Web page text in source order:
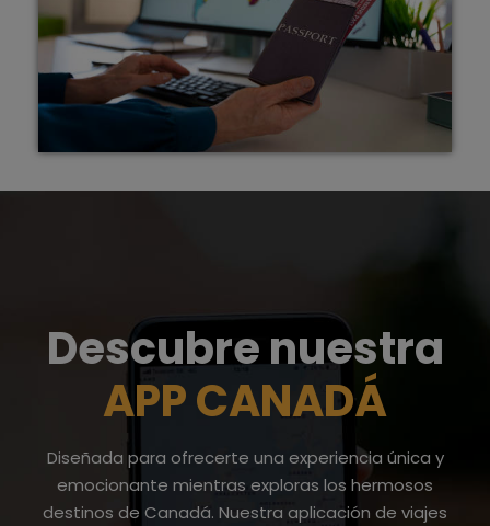
Descubre nuestra
APP CANADÁ
Diseñada para ofrecerte una experiencia única y
emocionante mientras exploras los hermosos
destinos de Canadá. Nuestra aplicación de viajes